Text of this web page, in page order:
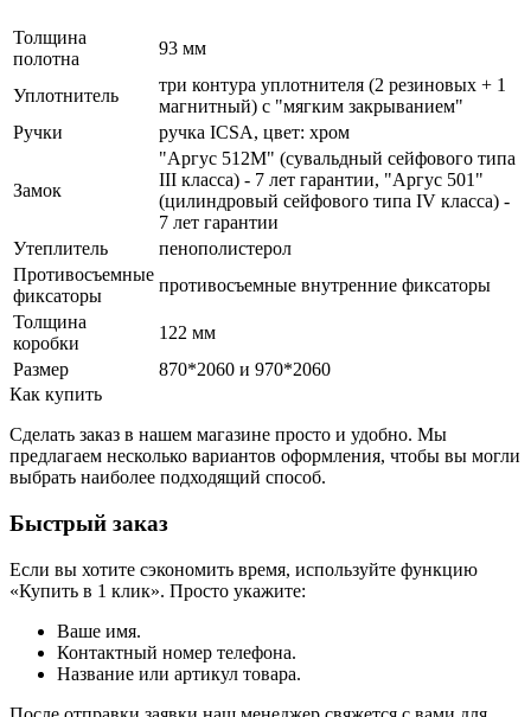
Толщина
полотна
93 мм
Уплотнитель
три контура уплотнителя (2 резиновых + 1
магнитный) с "мягким закрыванием"
Ручки
ручка ICSA, цвет: хром
Замок
"Аргус 512М" (сувальдный сейфового типа
III класса) - 7 лет гарантии, "Аргус 501"
(цилиндровый сейфового типа IV класса) -
7 лет гарантии
Утеплитель
пенополистерол
Противосъемные
фиксаторы
противосъемные внутренние фиксаторы
Толщина
коробки
122 мм
Размер
870*2060 и 970*2060
Как купить
Сделать заказ в нашем магазине просто и удобно. Мы
предлагаем несколько вариантов оформления, чтобы вы могли
выбрать наиболее подходящий способ.
Быстрый заказ
Если вы хотите сэкономить время, используйте функцию
«Купить в 1 клик». Просто укажите:
Ваше имя.
Контактный номер телефона.
Название или артикул товара.